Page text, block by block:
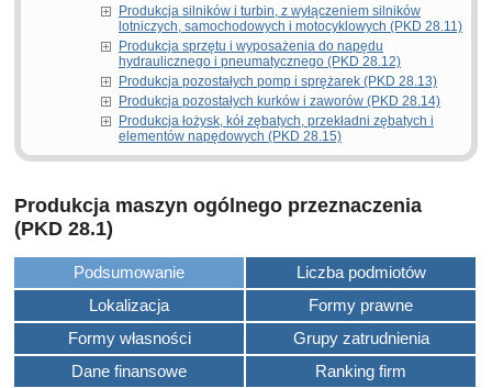
Produkcja silników i turbin, z wyłączeniem silników
lotniczych, samochodowych i motocyklowych (PKD 28.11)
Produkcja sprzętu i wyposażenia do napędu
hydraulicznego i pneumatycznego (PKD 28.12)
Produkcja pozostałych pomp i sprężarek (PKD 28.13)
Produkcja pozostałych kurków i zaworów (PKD 28.14)
Produkcja łożysk, kół zębatych, przekładni zębatych i
elementów napędowych (PKD 28.15)
Produkcja maszyn ogólnego przeznaczenia
(PKD 28.1)
Podsumowanie
Liczba podmiotów
Lokalizacja
Formy prawne
Formy własności
Grupy zatrudnienia
Dane finansowe
Ranking firm